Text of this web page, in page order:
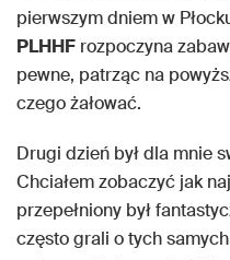
pierwszym dniem w
PLHHF rozpoczyna
pewne, patrząc na
czego żałować.
Drugi dzień był dla mnie
Chciałem zobaczyć jak
przepełniony był
często grali o tych